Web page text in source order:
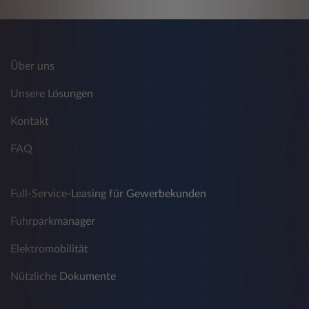
weiteren Daten. Sie werden zu statistischen
sperren. Es ist nicht auszuschließen, dass
beeinträchtigt wird.
weitergegeben?
Über uns
Unsere Lösungen
Kontakt
FAQ
Full-Service-Leasing für Gewerbekunden
Fuhrparkmanager
Elektromobilität
Nützliche Dokumente